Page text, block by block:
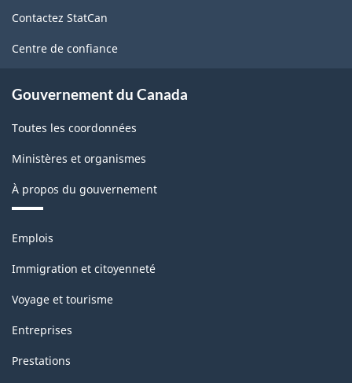
Nord
(SCIAN)
-
la
classification
ce
site
Contactez StatCan
Centre de confiance
Gouvernement du Canada
Toutes les coordonnées
Ministères et organismes
À propos du gouvernement
Thèmes
sujets
Emplois
Immigration et citoyenneté
Voyage et tourisme
Entreprises
Prestations